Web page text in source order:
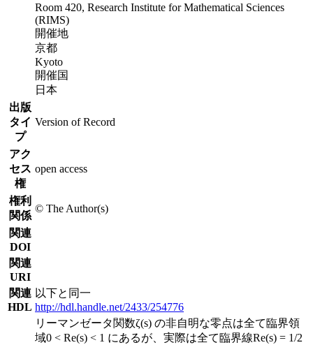
Room 420, Research Institute for Mathematical Sciences
(RIMS)
開催地
京都
Kyoto
開催国
日本
出版
タイ
プ
Version of Record
アク
セス
権
open access
権利
関係
© The Author(s)
関連
DOI
関連
URI
関連
HDL
以下と同一
http://hdl.handle.net/2433/254776
リーマンゼータ関数ζ(s) の非自明な零点は全て臨界領
域0 < Re(s) < 1 にあるが、実際は全て臨界線Re(s) = 1/2